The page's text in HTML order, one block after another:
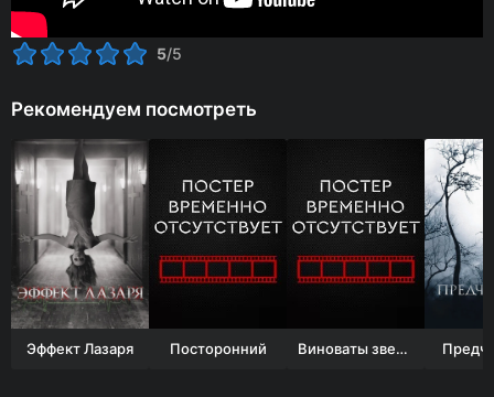
5/5
Рекомендуем посмотреть
Эффект Лазаря Посторонний Виноваты звезды